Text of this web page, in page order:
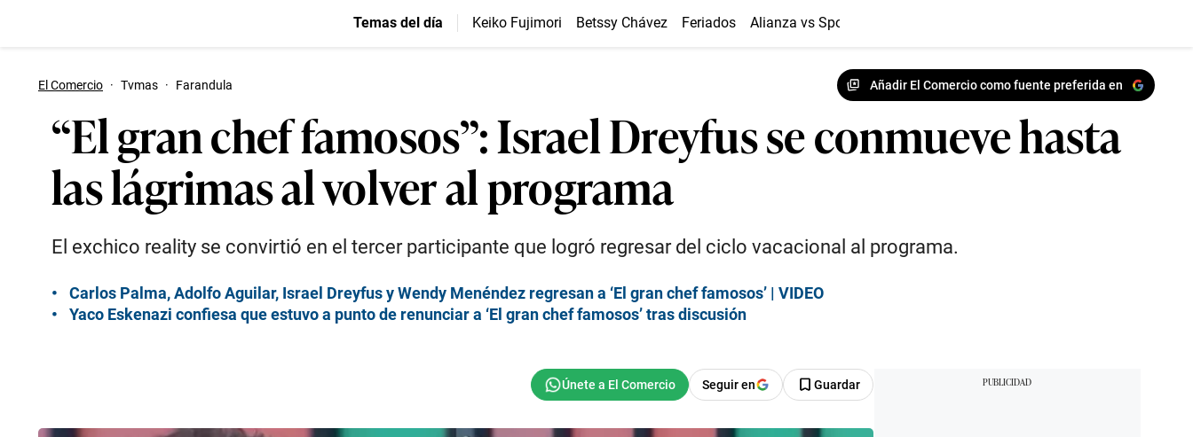
Temas del día Keiko Fujimori Betssy Chávez Feriados Alianza vs Sport Boys
El Comercio · Tvmas · Farandula Añadir El Comercio como fuente preferida en
“El gran chef famosos”: Israel Dreyfus se conmueve hasta
las lágrimas al volver al programa
El exchico reality se convirtió en el tercer participante que logró regresar del ciclo vacacional al programa.
Carlos Palma, Adolfo Aguilar, Israel Dreyfus y Wendy Menéndez regresan a ‘El gran chef famosos’ | VIDEO
Yaco Eskenazi confiesa que estuvo a punto de renunciar a ‘El gran chef famosos’ tras discusión
Seguir en Guardar